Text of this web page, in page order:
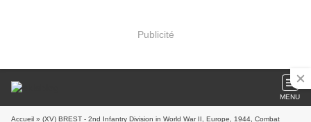
Publicité
MENU
Accueil » (XV) BREST - 2nd Infantry Division in World War II, Europe, 1944, Combat